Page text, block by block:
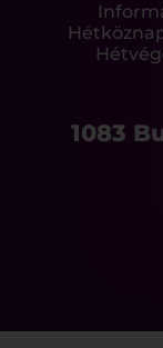
1083